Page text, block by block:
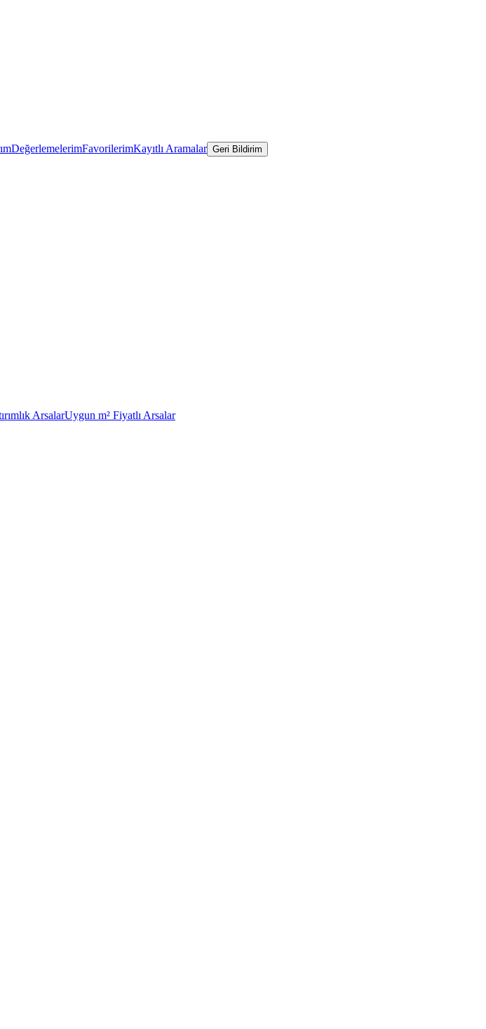
DeğerlemelerimFavorilerimKayıtlı Aramalar Geri Bildirim
ArsalarUygun m² Fiyatlı Arsalar